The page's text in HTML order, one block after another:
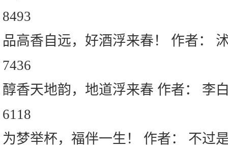
8493
品高香自远，好酒浮来春！ 作者：
7436
醇香天地韵，地道浮来春 作者： 李
6118
为梦举杯，福伴一生！ 作者： 不过